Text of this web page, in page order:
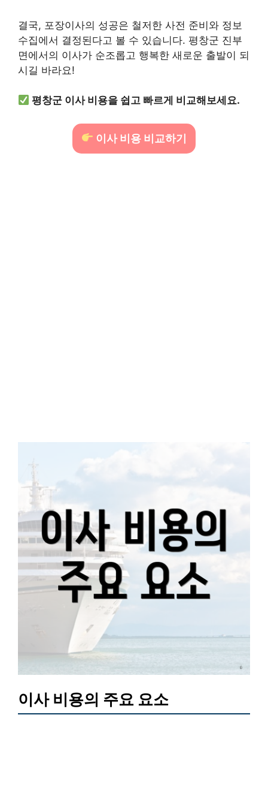
결국, 포장이사의 성공은 철저한 사전 준비와 정보
수집에서 결정된다고 볼 수 있습니다. 평창군 진부
면에서의 이사가 순조롭고 행복한 새로운 출발이 되
시길 바라요!
평창군 이사 비용을 쉽고 빠르게 비교해보세요.
이사 비용 비교하기
이사 비용의 주요 요소